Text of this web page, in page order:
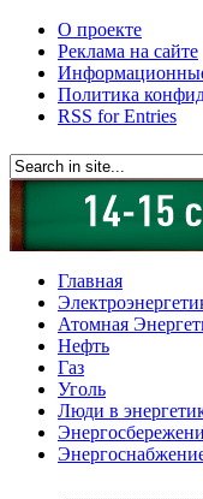
О проекте
Реклама на сайте
Политика
RSS for Entries
Главная
Атомная
Нефть
Газ
Уголь
Люди в